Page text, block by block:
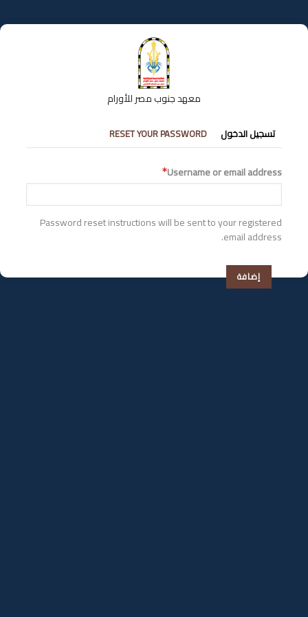
إلى
المحتوى
معهد جنوب مصر للأورام
التبويبات
الأساسية
تسجيل الدخول RESET YOUR PASSWORD
Username or email address
Password reset instructions will be sent to your registered
email address.